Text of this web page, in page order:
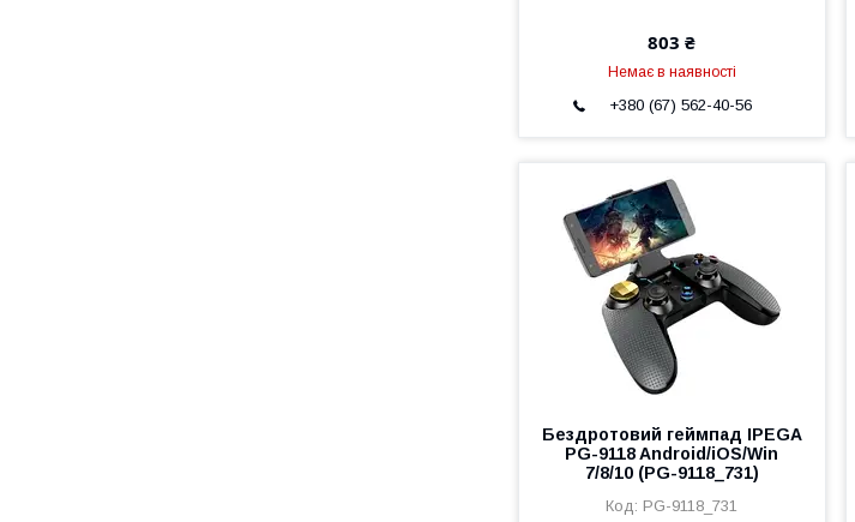
803 ₴
Немає в наявності
+380 (67) 562-40-56
Бездротовий геймпад IPEGA
PG-9118 Android/iOS/Win
7/8/10 (PG-9118_731)
PG-9118_731